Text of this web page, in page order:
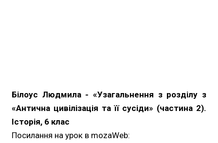
Білоус Людмила - «Узагальнення з розділу з
«Антична цивілізація та її сусіди» (частина 2).
Історія, 6 клас
Посилання на урок в mozaWeb: